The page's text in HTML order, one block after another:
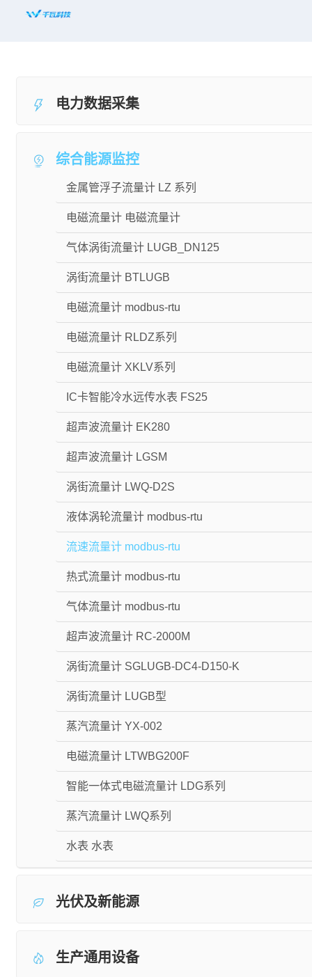
新闻资讯
合作共赢
关于千瓦
电力数据采集
综合能源监控
金属管浮子流量计 LZ 系列
电磁流量计 电磁流量计
气体涡街流量计 LUGB_DN125
涡街流量计 BTLUGB
电磁流量计 modbus-rtu
电磁流量计 RLDZ系列
电磁流量计 XKLV系列
IC卡智能冷水远传水表 FS25
超声波流量计 EK280
超声波流量计 LGSM
涡街流量计 LWQ-D2S
液体涡轮流量计 modbus-rtu
流速流量计 modbus-rtu
热式流量计 modbus-rtu
气体流量计 modbus-rtu
超声波流量计 RC-2000M
涡街流量计 SGLUGB-DC4-D150-K
涡街流量计 LUGB型
蒸汽流量计 YX-002
电磁流量计 LTWBG200F
智能一体式电磁流量计 LDG系列
蒸汽流量计 LWQ系列
水表 水表
光伏及新能源
生产通用设备